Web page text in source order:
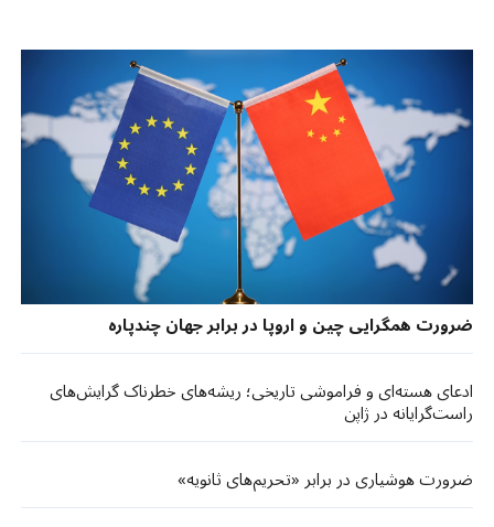
ضرورت همگرایی چین و اروپا در برابر جهان چندپاره
ادعای هسته‌ای و فراموشی تاریخی؛ ریشه‌های خطرناک گرایش‌های
راست‌گرایانه در ژاپن
ضرورت هوشیاری در برابر «تحریم‌های ثانویه»